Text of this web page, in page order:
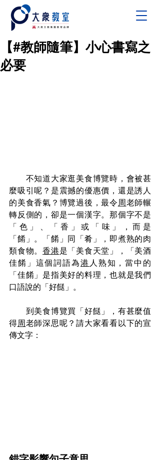
【#教師隨筆】小心書寫之
必要
不知道大家逛美食博覽時，會被甚
麼吸引呢？是震撼的優惠價，還是誘人
的美食香氣？博覽過後，最令 周老師輾
轉反側的，卻是一個漢字。那個字不是
「色」、「香」或「味」，而是
「餚」。「餚」同「肴」，即煮熟的肉
類食物。 香港是「美食天堂」，「美酒
佳餚」這個詞語為港 人熟知，當中的
「佳餚」是指美好的料理，也就是我們
口語說的「好餸」。
到美食博覽買「好餸」，有甚麼值
得周老師深思呢？請大家看看以下的宣
傳文字：